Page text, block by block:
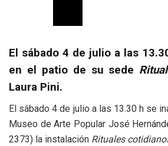
El sábado 4 de julio a las
en el patio de su sede
Laura Pini.
El sábado 4 de julio a las 13.30 h se
Museo de Arte Popular José
2373) la instalación Rituales